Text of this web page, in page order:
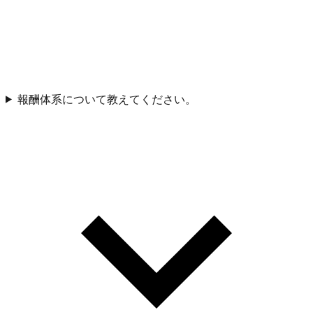
報酬体系について教えてください。